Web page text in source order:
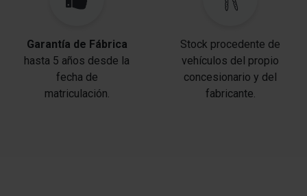
Garantía de Fábrica
hasta 5 años desde la
fecha de
matriculación.
Stock procedente de
vehículos del propio
concesionario y del
fabricante.